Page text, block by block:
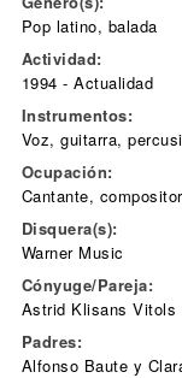
Pop latino, balada
Actividad:
1994 - Actualidad
Instrumentos:
Voz, guitarra,
Ocupación:
Cantante,
Disquera(s):
Warner Music
Cónyuge/Pareja:
Astrid Klisans Vitols
Padres:
Alfonso Baute y